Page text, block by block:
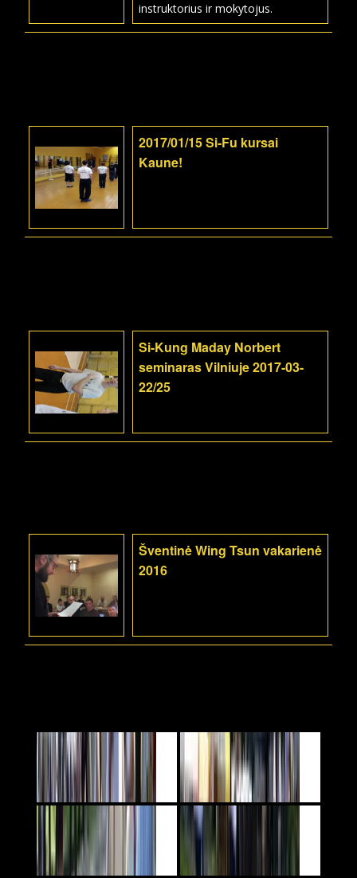
instruktorius ir mokytojus.
2017/01/15 Si-Fu kursai
Kaune!
Si-Kung Maday Norbert
seminaras Vilniuje 2017-03-
22/25
Šventinė Wing Tsun vakarienė
2016